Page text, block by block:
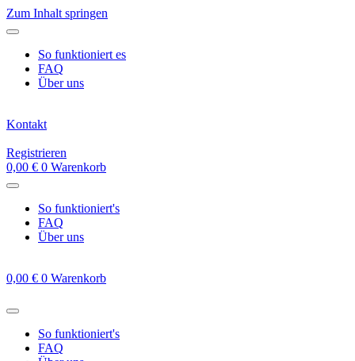
Zum Inhalt springen
So funktioniert es
FAQ
Über uns
Kontakt
Registrieren
0,00 € 0 Warenkorb
So funktioniert's
FAQ
Über uns
0,00 € 0 Warenkorb
So funktioniert's
FAQ